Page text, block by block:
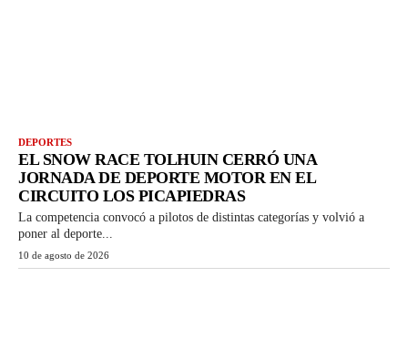
DEPORTES
EL SNOW RACE TOLHUIN CERRÓ UNA
JORNADA DE DEPORTE MOTOR EN EL
CIRCUITO LOS PICAPIEDRAS
La competencia convocó a pilotos de distintas categorías y volvió a
poner al deporte...
10 de agosto de 2026